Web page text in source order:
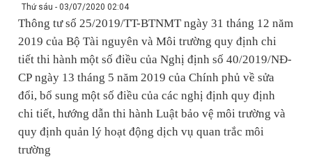
Thứ sáu - 03/07/2020 02:04
Thông tưsố 25/2019/TT-BTNMT ngày 31 tháng 12 năm
2019 của Bộ Tài nguyên và Môi trường quy định chi
tiết thi hành một số điều của Nghị định số 40/2019/NĐ-
CP ngày 13 tháng 5 năm 2019 của Chính phủ về sửa
đổi, bổ sung một số điều của các nghị định quy định
chi tiết, hướng dẫn thi hành Luật bảo vệ môi trường và
quy định quản lý hoạt động dịch vụ quan trắc môi
trường